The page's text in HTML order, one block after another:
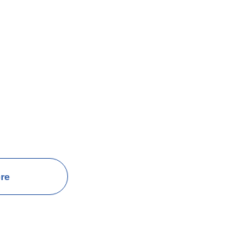
の心配を振り切って、ヤマトは彼らの救出へ向かう。